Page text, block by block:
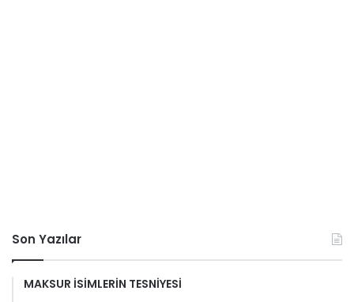
Son Yazılar
MAKSUR İSİMLERİN TESNİYESİ